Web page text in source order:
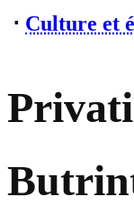
⋅ Culture et